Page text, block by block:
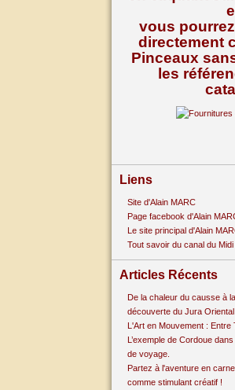
vous
directement
Pinceaux
les
Liens
Site d'Alain MARC
Page facebook d'Alain
Le site principal d'Alain
Tout savoir du canal du Midi
Articles Récents
De la chaleur du causse à
découverte du Jura
L'Art en Mouvement : Entre
L’exemple de Cordoue
de voyage.
Partez à l'aventure en
comme stimulant créatif !